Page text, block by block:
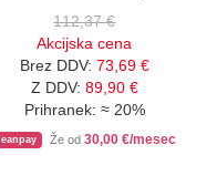
112,37 €
Akcijska cena
Brez DDV: 73,69 €
Z DDV: 89,90 €
Prihranek: ≈ 20%
leanpay Že od30,00 €/mesec